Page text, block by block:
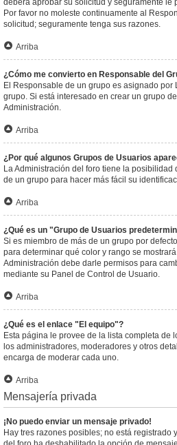
deberá aprobar su solicitud y seguramente le
Por favor no moleste continuamente al
solicitud; seguramente tenga sus razones.
Arriba
¿Cómo me convierto en Responsable del
El Responsable de un grupo es asignado por
grupo. Si está interesado en crear un grupo
Administración.
Arriba
¿Por qué algunos Grupos de Usuarios
La Administración del foro tiene la
de un grupo para hacer más fácil su
Arriba
¿Qué es un "Grupo de Usuarios
Si es miembro de más de un grupo por
para determinar qué color y rango se
Administración debe darle permisos para
mediante su Panel de Control de Usuario.
Arriba
¿Qué es el enlace "El equipo"?
Esta página le provee de la lista completa de
los administradores, moderadores y otros
encarga de moderar cada uno.
Arriba
Mensajería privada
¡No puedo enviar un mensaje privado!
Hay tres razones posibles; no está registrado